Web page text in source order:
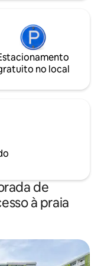
no local
de
à praia